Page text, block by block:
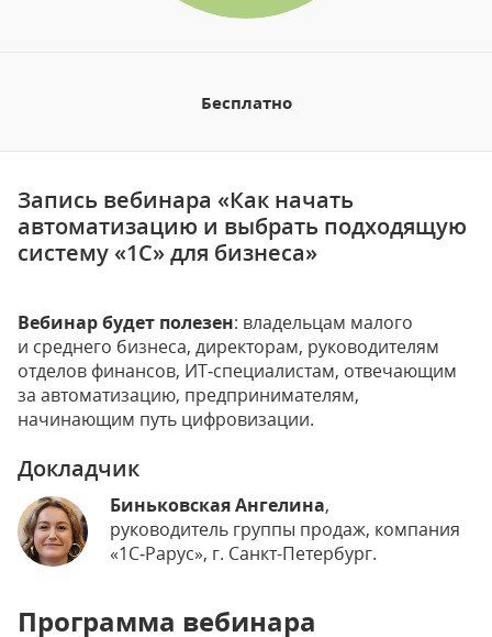
Бесплатно
Запись вебинара «Как начать
автоматизацию и выбрать подходящую
систему «1С» для бизнеса»
Вебинар будет полезен: владельцам малого
и среднего бизнеса, директорам, руководителям
отделов финансов, ИТ‑специалистам, отвечающим
за автоматизацию, предпринимателям,
начинающим путь цифровизации.
Докладчик
Биньковская Ангелина,
руководитель группы продаж, компания
«1С‑Рарус», г. Санкт-Петербург.
Программа вебинара